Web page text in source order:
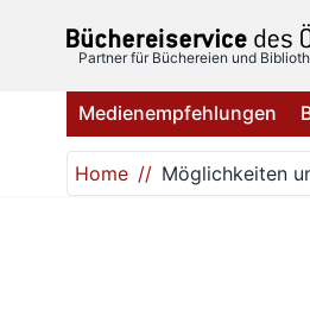
Partner für Büchereien und
Medienempfehlungen
Home Möglichkeiten